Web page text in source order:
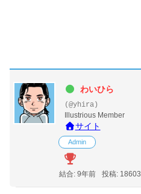
わいひら
(@yhira)
Illustrious Member
サイト
Admin
結合: 9年前 投稿: 18603